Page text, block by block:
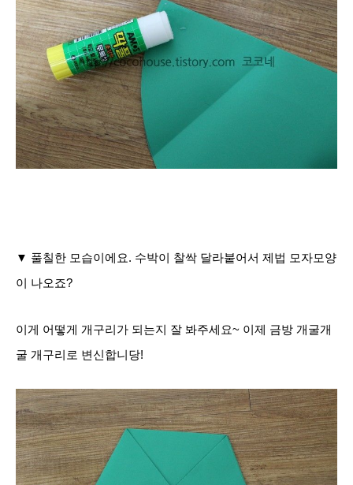
▼ 풀칠한 모습이에요. 수박이 찰싹 달라붙어서 제법 모자모양
이 나오죠?
이게 어떻게 개구리가 되는지 잘 봐주세요~ 이제 금방 개굴개
굴 개구리로 변신합니당!